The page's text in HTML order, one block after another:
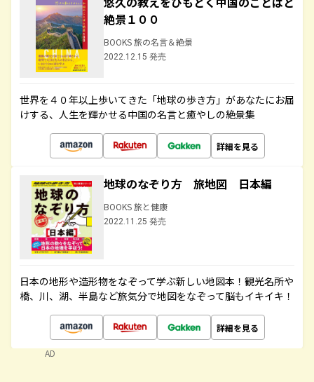
絶景１００
BOOKS 旅の名言＆絶景
2022.12.15 発売
世界を４０年以上歩いてきた「地球の歩き方」があなたにお届
けする、人生を輝かせる中国の名言と癒やしの絶景集
詳細を見る
地球のなぞり方 旅地図 日本編
BOOKS 旅と健康
2022.11.25 発売
日本の地形や造形物をなぞって学ぶ新しい地図本！観光名所や
橋、川、湖、半島など旅気分で地図をなぞって脳もイキイキ！
詳細を見る
AD